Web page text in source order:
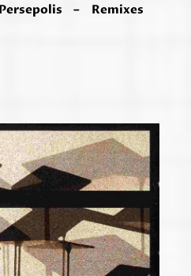
– Remixes